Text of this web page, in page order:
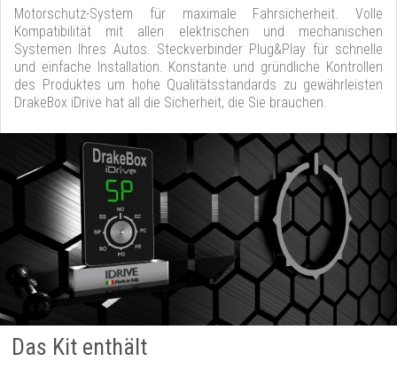
Motorschutz-System für maximale Fahrsicherheit. Volle
Kompatibilität mit allen elektrischen und mechanischen
Systemen Ihres Autos. Steckverbinder Plug&Play für schnelle
und einfache Installation. Konstante und gründliche Kontrollen
des Produktes um hohe Qualitätsstandards zu gewährleisten
DrakeBox iDrive hat all die Sicherheit, die Sie brauchen.
Das Kit enthält